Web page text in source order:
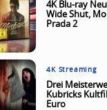
4K Blu-ray
Wide Shut,
Prada 2
4K Streaming
Drei
Kubricks
Euro